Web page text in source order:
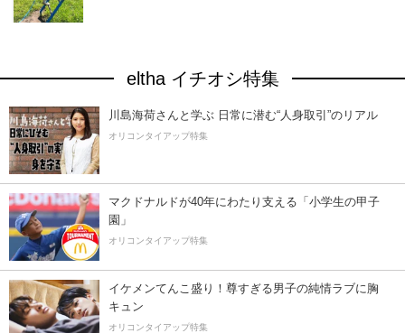
eltha イチオシ特集
川島海荷さんと学ぶ 日常に潜む“人身取引”のリアル
オリコンタイアップ特集
マクドナルドが40年にわたり支える「小学生の甲子
園」
オリコンタイアップ特集
イケメンてんこ盛り！尊すぎる男子の純情ラブに胸
キュン
オリコンタイアップ特集